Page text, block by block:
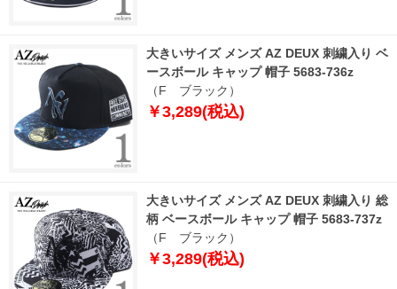
大きいサイズ メンズ AZ DEUX 刺繍入り ベ
ースボール キャップ 帽子 5683-736z
（F ブラック）
￥3,289(税込)
大きいサイズ メンズ AZ DEUX 刺繍入り 総
柄 ベースボール キャップ 帽子 5683-737z
（F ブラック）
￥3,289(税込)